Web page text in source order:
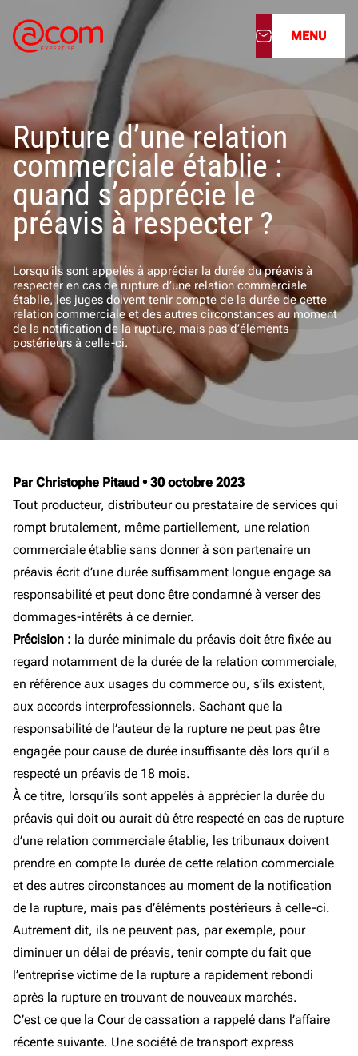
Nos services
Nos cabinets
Nos filiales
Actualités
Nous rejoindre
MENU
Rupture d’une relation
commerciale établie :
quand s’apprécie le
préavis à respecter ?
Lorsqu’ils sont appelés à apprécier la durée du préavis à
respecter en cas de rupture d’une relation commerciale
établie, les juges doivent tenir compte de la durée de cette
relation commerciale et des autres circonstances au moment
de la notification de la rupture, mais pas d’éléments
postérieurs à celle-ci.
Par Christophe Pitaud • 30 octobre 2023
Tout producteur, distributeur ou prestataire de services qui
rompt brutalement, même partiellement, une relation
commerciale établie sans donner à son partenaire un
préavis écrit d’une durée suffisamment longue engage sa
responsabilité et peut donc être condamné à verser des
dommages-intérêts à ce dernier.
Précision : la durée minimale du préavis doit être fixée au
regard notamment de la durée de la relation commerciale,
en référence aux usages du commerce ou, s’ils existent,
aux accords interprofessionnels. Sachant que la
responsabilité de l’auteur de la rupture ne peut pas être
engagée pour cause de durée insuffisante dès lors qu’il a
respecté un préavis de 18 mois.
À ce titre, lorsqu’ils sont appelés à apprécier la durée du
préavis qui doit ou aurait dû être respecté en cas de rupture
d’une relation commerciale établie, les tribunaux doivent
prendre en compte la durée de cette relation commerciale
et des autres circonstances au moment de la notification
de la rupture, mais pas d’éléments postérieurs à celle-ci.
Autrement dit, ils ne peuvent pas, par exemple, pour
diminuer un délai de préavis, tenir compte du fait que
l’entreprise victime de la rupture a rapidement rebondi
après la rupture en trouvant de nouveaux marchés.
C’est ce que la Cour de cassation a rappelé dans l’affaire
récente suivante. Une société de transport express